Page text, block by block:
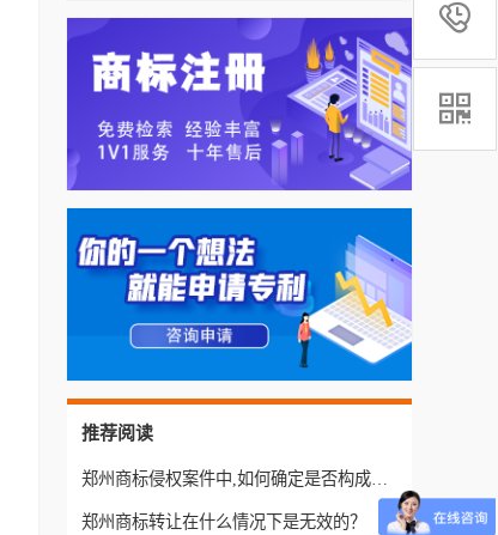
推荐阅读
郑州商标侵权案件中,如何确定是否构成近似混淆?
郑州商标转让在什么情况下是无效的？

